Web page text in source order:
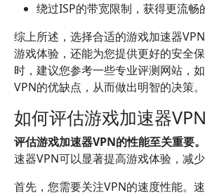
绕过ISP的带宽限制，获得更流畅
综上所述，选择合适的游戏加速器
游戏体验，还能为您提供更好的安全
时，建议您参考一些专业评测网站，如
VPN的优缺点，从而做出明智的决策。
如何评估游戏加速器
评估游戏加速器VPN的性能至关重要。
速器VPN可以显著提高游戏体验，减少
首先，您需要关注VPN的速度性能。